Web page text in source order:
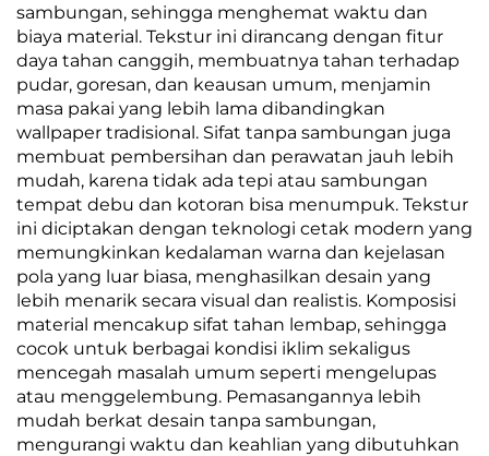
sambungan, sehingga menghemat waktu dan
biaya material. Tekstur ini dirancang dengan fitur
daya tahan canggih, membuatnya tahan terhadap
pudar, goresan, dan keausan umum, menjamin
masa pakai yang lebih lama dibandingkan
wallpaper tradisional. Sifat tanpa sambungan juga
membuat pembersihan dan perawatan jauh lebih
mudah, karena tidak ada tepi atau sambungan
tempat debu dan kotoran bisa menumpuk. Tekstur
ini diciptakan dengan teknologi cetak modern yang
memungkinkan kedalaman warna dan kejelasan
pola yang luar biasa, menghasilkan desain yang
lebih menarik secara visual dan realistis. Komposisi
material mencakup sifat tahan lembap, sehingga
cocok untuk berbagai kondisi iklim sekaligus
mencegah masalah umum seperti mengelupas
atau menggelembung. Pemasangannya lebih
mudah berkat desain tanpa sambungan,
mengurangi waktu dan keahlian yang dibutuhkan